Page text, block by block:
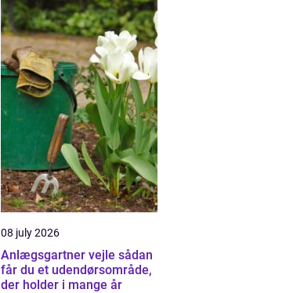
08 july 2026
Anlægsgartner vejle sådan
får du et udendørsområde,
der holder i mange år